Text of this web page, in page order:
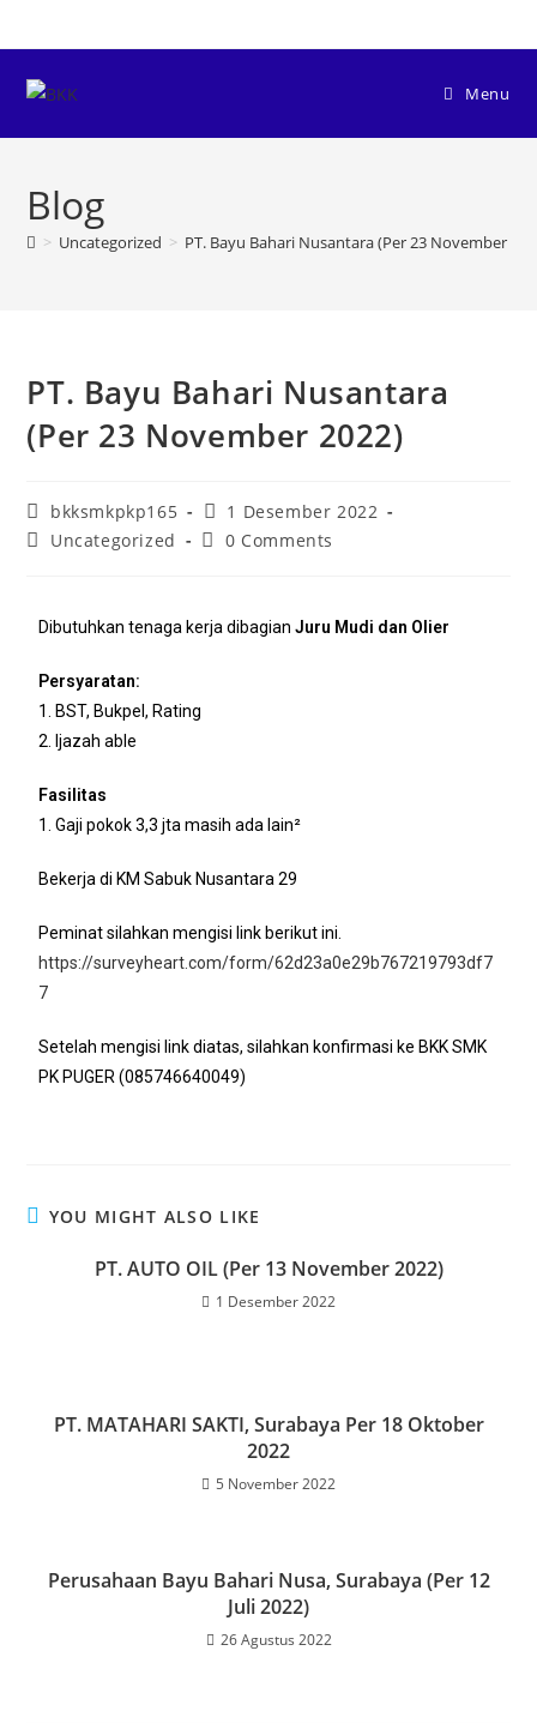
Menu
Blog
> Uncategorized > PT. Bayu Bahari Nusantara (Per 23 November
PT. Bayu Bahari Nusantara
(Per 23 November 2022)
bkksmkpkp165
1 Desember 2022
Uncategorized
0 Comments
Dibutuhkan tenaga kerja dibagian Juru Mudi dan Olier
Persyaratan:
1. BST, Bukpel, Rating
2. Ijazah able
Fasilitas
1. Gaji pokok 3,3 jta masih ada lain²
Bekerja di KM Sabuk Nusantara 29
Peminat silahkan mengisi link berikut ini.
https://surveyheart.com/form/62d23a0e29b767219793df7
7
Setelah mengisi link diatas, silahkan konfirmasi ke BKK SMK
PK PUGER (085746640049)
YOU MIGHT ALSO LIKE
PT. AUTO OIL (Per 13 November 2022)
1 Desember 2022
PT. MATAHARI SAKTI, Surabaya Per 18 Oktober
2022
5 November 2022
Perusahaan Bayu Bahari Nusa, Surabaya (Per 12
Juli 2022)
26 Agustus 2022